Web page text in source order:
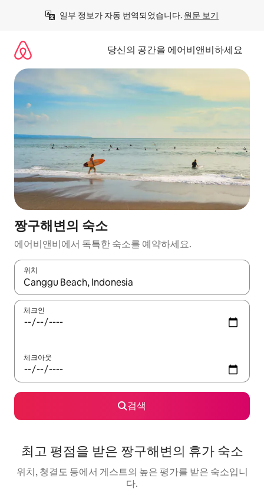
일부 정보가 자동 번역되었습니다. 원문 보기
당신의 공간을 에어비앤비하세요
짱구해변의 숙소
에어비앤비에서 독특한 숙소를 예약하세요.
위치
결과가 나오면 위·아래 화살표 키를 사용하거나 터치 또는 스와이
체크인
체크아웃
검색
최고 평점을 받은 짱구해변의 휴가 숙소
위치, 청결도 등에서 게스트의 높은 평가를 받은 숙소입니
다.